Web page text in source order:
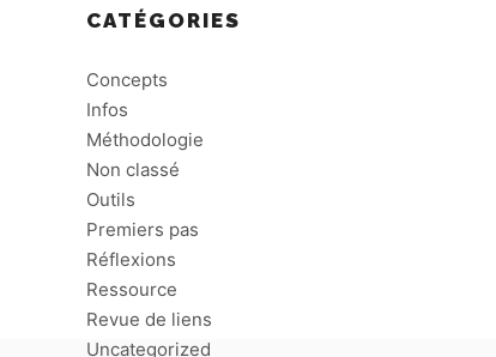
CATÉGORIES
Concepts
Infos
Méthodologie
Non classé
Outils
Premiers pas
Réflexions
Ressource
Revue de liens
Uncategorized